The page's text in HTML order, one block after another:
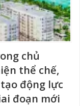
chủ
thể chế,
động lực
đoạn mới